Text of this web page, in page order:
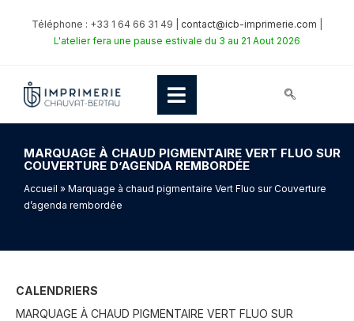
Téléphone : +33 1 64 66 31 49 | contact@icb-imprimerie.com
L'atelier fera une pause estivale du 3 au 21 Aout 2026
MARQUAGE À CHAUD PIGMENTAIRE VERT FLUO SUR
COUVERTURE D’AGENDA REMBORDÉE
Accueil » Marquage à chaud pigmentaire Vert Fluo sur Couverture
d’agenda rembordée
CALENDRIERS
MARQUAGE À CHAUD PIGMENTAIRE VERT FLUO SUR